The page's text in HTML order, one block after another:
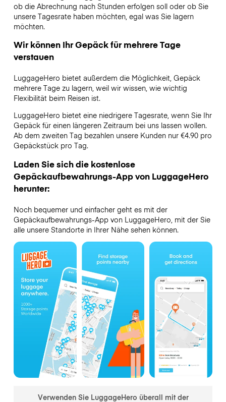
ob die Abrechnung nach Stunden erfolgen soll oder ob Sie
unsere Tagesrate haben möchten, egal was Sie lagern
möchten.
Wir können Ihr Gepäck für mehrere Tage
verstauen
LuggageHero bietet außerdem die Möglichkeit, Gepäck
mehrere Tage zu lagern, weil wir wissen, wie wichtig
Flexibilität beim Reisen ist.
LuggageHero bietet eine niedrigere Tagesrate, wenn Sie Ihr
Gepäck für einen längeren Zeitraum bei uns lassen wollen.
Ab dem zweiten Tag bezahlen unsere Kunden nur €4.90 pro
Gepäckstück pro Tag.
Laden Sie sich die kostenlose
Gepäckaufbewahrungs-App von LuggageHero
herunter:
Noch bequemer und einfacher geht es mit der
Gepäckaufbewahrungs-App von LuggageHero, mit der Sie
alle unsere Standorte in Ihrer Nähe sehen können.
Verwenden Sie LuggageHero überall mit der